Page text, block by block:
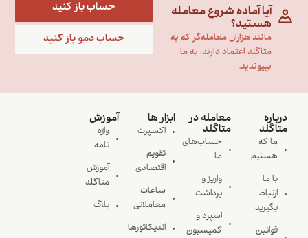
آیا آماده شروع معامله
هستید؟
مانند هزاران معامله‌گر که به
متاگلد اعتماد دارند، به ما
بپیوندید.
حساب باز کنید
حساب دمو باز کنید
درباره
متاگلد
ما که
هستیم
با ما
ارتباط
بگیرید
قوانین
معامله در
متاگلد
حساب‌های
ما
واریز و
برداشت
اسپرد و
کمیسیون
ابزار ها
اکسپرت
تقویم
اقتصادی
ساعات
معاملاتی
اندیکاتورها
آموزش
واژه
نامه
آموزش
متاگلد
بلاگ